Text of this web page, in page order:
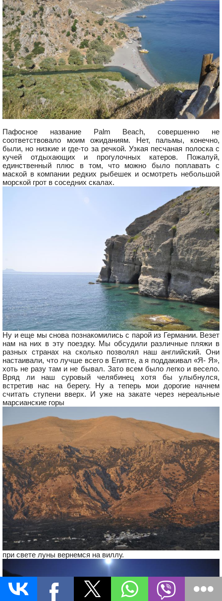
Пафосное название Palm Beach, совершенно не
соответствовало моим ожиданиям. Нет, пальмы, конечно,
были, но низкие и где-то за речкой. Узкая песчаная полоска с
кучей отдыхающих и прогулочных катеров. Пожалуй,
единственный плюс в том, что можно было поплавать с
маской в компании редких рыбешек и осмотреть небольшой
морской грот в соседних скалах.
Ну и еще мы снова познакомились с парой из Германии. Везет
нам на них в эту поездку. Мы обсудили различные пляжи в
разных странах на сколько позволял наш английский. Они
настаивали, что лучше всего в Египте, а я поддакивал «Я- Я»,
хоть не разу там и не бывал. Зато всем было легко и весело.
Вряд ли наш суровый челябинец хотя бы улыбнулся,
встретив нас на берегу. Ну а теперь мои дорогие начнем
считать ступени вверх. И уже на закате через нереальные
марсианские горы
при свете луны вернемся на виллу.